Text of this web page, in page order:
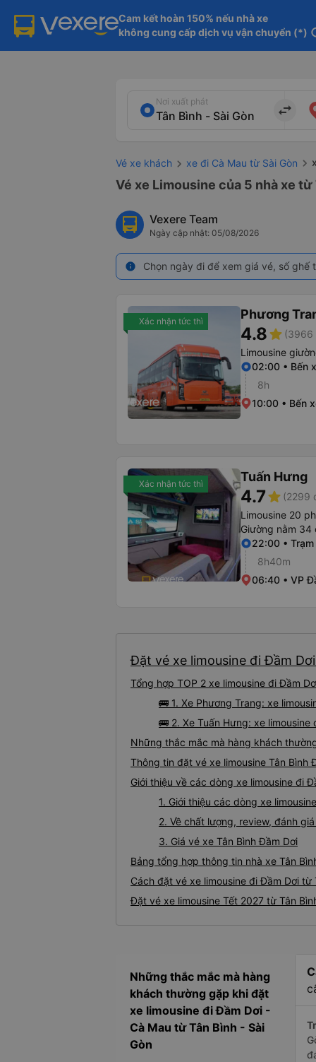
Cam kết hoàn 150% nếu nhà xe
không cung cấp dịch vụ vận chuyển (*)
Nơi xuất phát
import_export
Vé xe khách xe đi Cà Mau từ Sài Gòn
Vé xe Limousine của 5 nhà xe từ
Vexere Team
Ngày cập nhật: 05/08/2026
info Chọn ngày đi để xem giá vé, số
Xác nhận tức thì Phương
4.8star (3966
Limousine
02:00 • Bến
8h
10:00 • Bến
Xác nhận tức thì Tuấn Hưng
4.7star (2299
Limousine 20
Giường nằm 34
22:00 • Trạm
8h40m
06:40 • VP
Đặt vé xe limousine đi Đầm
Tổng hợp TOP 2 xe limousine đi Đầm
🚌 1. Xe Phương Trang: xe
🚌 2. Xe Tuấn Hưng: xe
Những thắc mắc mà hàng khách
Thông tin đặt vé xe limousine Tân Bình
Giới thiệu về các dòng xe limousine đi
1. Giới thiệu các dòng xe
2. Về chất lượng, review, đánh
3. Giá vé xe Tân Bình Đầm Dơi
Bảng tổng hợp thông tin nhà xe Tân
Cách đặt vé xe limousine đi Đầm Dơi từ
Đặt vé xe limousine Tết 2027 từ Tân
Những thắc mắc mà hàng
khách thường gặp khi đặt
xe limousine đi Đầm Dơi -
Cà Mau từ Tân Bình - Sài
Gòn